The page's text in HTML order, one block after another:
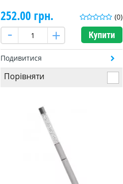
(0)
252.00 грн.
Купити
Подивитися
Порівняти